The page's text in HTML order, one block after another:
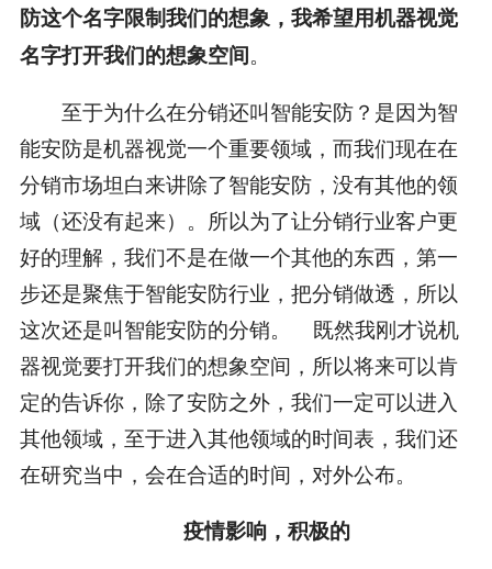
防这个名字限制我们的想象，我希望用机器视觉
名字打开我们的想象空间。
至于为什么在分销还叫智能安防？是因为智
能安防是机器视觉一个重要领域，而我们现在在
分销市场坦白来讲除了智能安防，没有其他的领
域（还没有起来）。所以为了让分销行业客户更
好的理解，我们不是在做一个其他的东西，第一
步还是聚焦于智能安防行业，把分销做透，所以
这次还是叫智能安防的分销。 既然我刚才说机
器视觉要打开我们的想象空间，所以将来可以肯
定的告诉你，除了安防之外，我们一定可以进入
其他领域，至于进入其他领域的时间表，我们还
在研究当中，会在合适的时间，对外公布。
疫情影响，积极的